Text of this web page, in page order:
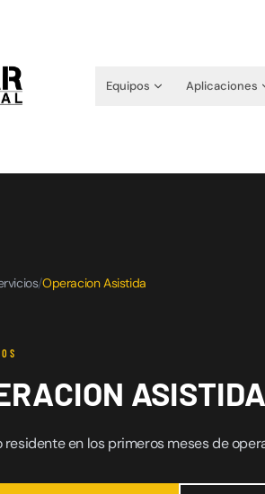
Equipos Aplicaciones
/Operacion Asistida
ASISTIDA
residente en los primeros meses de